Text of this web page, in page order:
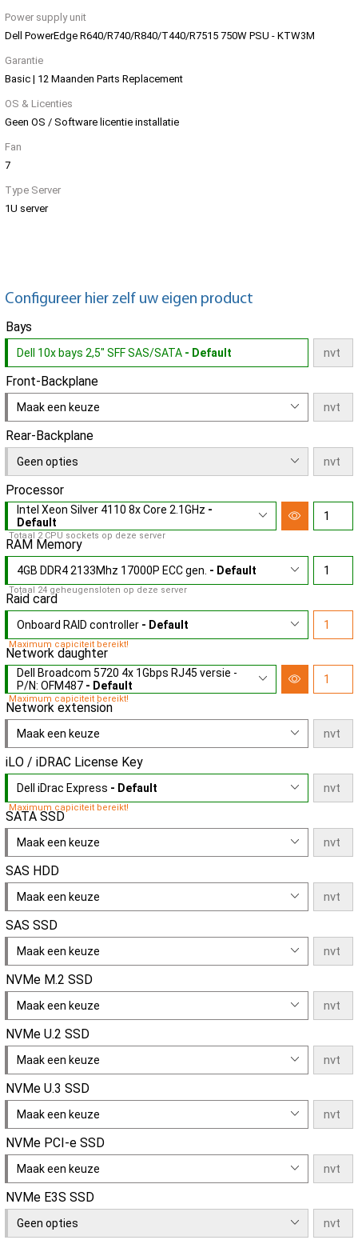
Power supply unit
Dell PowerEdge R640/R740/R840/T440/R7515 750W PSU - KTW3M
Garantie
Basic | 12 Maanden Parts Replacement
OS & Licenties
Geen OS / Software licentie installatie
Fan
7
Type Server
1U server
Configureer hier zelf uw eigen product
Bays
Dell 10x bays 2,5" SFF SAS/SATA - Default
Front-Backplane
Maak een keuze
Rear-Backplane
Geen opties
Processor
Intel Xeon Silver 4110 8x Core 2.1GHz -
Default
Totaal 2 CPU sockets op deze server
RAM Memory
4GB DDR4 2133Mhz 17000P ECC gen. - Default
Totaal 24 geheugensloten op deze server
Raid card
Onboard RAID controller - Default
Maximum capiciteit bereikt!
Network daughter
Dell Broadcom 5720 4x 1Gbps RJ45 versie -
P/N: OFM487 - Default
Maximum capiciteit bereikt!
Network extension
Maak een keuze
iLO / iDRAC License Key
Dell iDrac Express - Default
Maximum capiciteit bereikt!
SATA SSD
Maak een keuze
SAS HDD
Maak een keuze
SAS SSD
Maak een keuze
NVMe M.2 SSD
Maak een keuze
NVMe U.2 SSD
Maak een keuze
NVMe U.3 SSD
Maak een keuze
NVMe PCI-e SSD
Maak een keuze
NVMe E3S SSD
Geen opties